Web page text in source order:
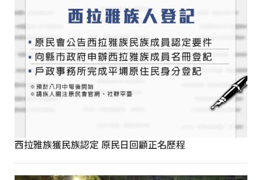
西拉雅族獲民族認定 原民日回顧正名歷程